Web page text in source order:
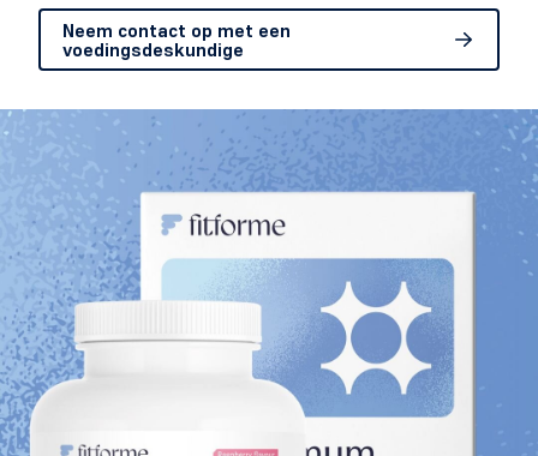
Neem contact op met een
voedingsdeskundige